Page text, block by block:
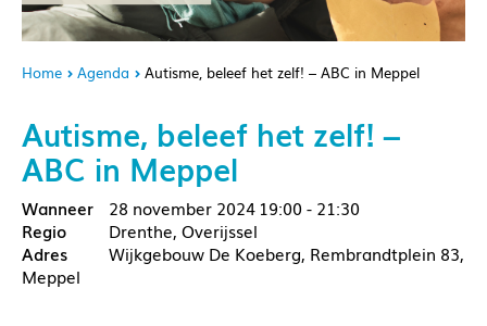
Home Agenda Autisme, beleef het zelf! – ABC in Meppel
Autisme, beleef het zelf! –
ABC in Meppel
28 november 2024 19:00 - 21:30
Drenthe, Overijssel
Wijkgebouw De Koeberg, Rembrandtplein 83,
Meppel